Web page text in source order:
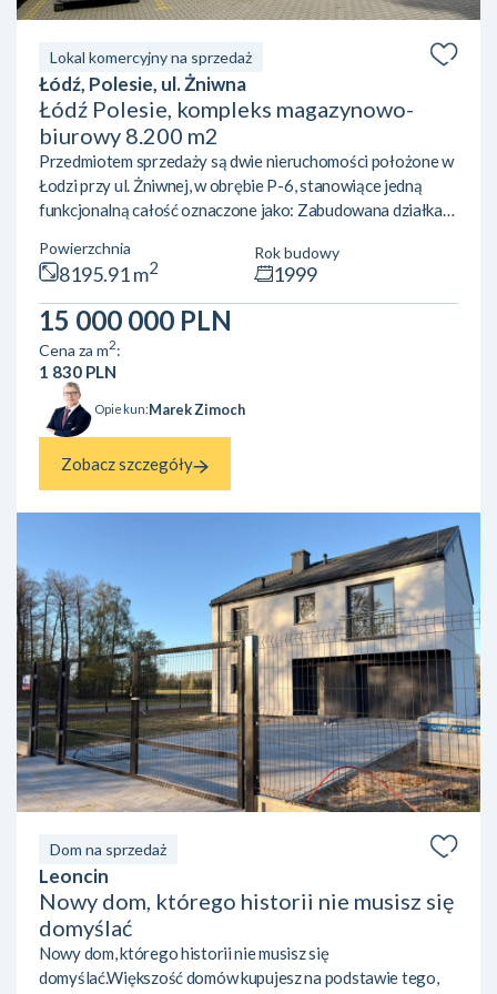
Lokal komercyjny na sprzedaż
Łódź, Polesie, ul. Żniwna
Łódź Polesie, kompleks magazynowo-
biurowy 8.200 m2
Przedmiotem sprzedaży są dwie nieruchomości położone w
Łodzi przy ul. Żniwnej, w obrębie P-6, stanowiące jedną
funkcjonalną całość oznaczone jako: Zabudowana działka
przy ul. Żniwnej. Działka zabudowana budynkami biurowo
magazynowymi stanowiącymi odrębne od gruntu prawo
własności. Zabudowana działka gruntu nr 57/29 o
powierzchni 1167 m2 położona w Łodzi przy ul. Żniwnej.
Działka zabudowana budynkiem biurowym stanowiącym
odrębne od gruntu...
Powierzchnia
8195.91 m2
Rok budowy
1999
15 000 000 PLN
Cena za m2:
1 830 PLN
Opiekun:Marek Zimoch
Zobacz szczegóły
Dom na sprzedaż
Leoncin
Nowy dom, którego historii nie musisz się
domyślać
Nowy dom, którego historii nie musisz się
domyślać.Większość domów kupujesz na podstawie tego,